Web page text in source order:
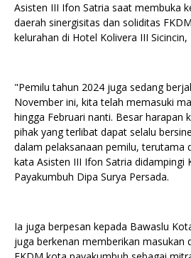
Asisten III Ifon Satria saat membuka
daerah sinergisitas dan soliditas
kelurahan di Hotel Kolivera III
"Pemilu tahun 2024 juga sedang
November ini, kita telah memasuki
hingga Februari nanti. Besar harapan
pihak yang terlibat dapat selalu
dalam pelaksanaan pemilu, terutama
kata Asisten III Ifon Satria didampingi
Payakumbuh Dipa Surya Persada.
Ia juga berpesan kepada Bawaslu
juga berkenan memberikan masukan